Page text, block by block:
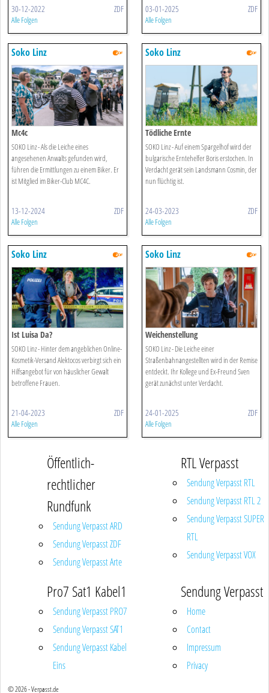
30-12-2022 ZDF
Alle Folgen
03-01-2025 ZDF
Alle Folgen
Soko Linz
Mc4c
SOKO Linz - Als die Leiche eines
angesehenen Anwalts gefunden wird,
führen die Ermittlungen zu einem Biker. Er
ist Mitglied im Biker-Club MC4C.
13-12-2024 ZDF
Alle Folgen
Soko Linz
Tödliche Ernte
SOKO Linz - Auf einem Spargelhof wird der
bulgarische Erntehelfer Boris erstochen. In
Verdacht gerät sein Landsmann Cosmin, der
nun flüchtig ist.
24-03-2023 ZDF
Alle Folgen
Soko Linz
Ist Luisa Da?
SOKO Linz - Hinter dem angeblichen Online-
Kosmetik-Versand Alektocos verbirgt sich ein
Hilfsangebot für von häuslicher Gewalt
betroffene Frauen.
21-04-2023 ZDF
Alle Folgen
Soko Linz
Weichenstellung
SOKO Linz - Die Leiche einer
Straßenbahnangestellten wird in der Remise
entdeckt. Ihr Kollege und Ex-Freund Sven
gerät zunächst unter Verdacht.
24-01-2025 ZDF
Alle Folgen
Öffentlich-
rechtlicher
Rundfunk
Sendung Verpasst ARD
Sendung Verpasst ZDF
Sendung Verpasst Arte
RTL Verpasst
Sendung Verpasst RTL
Sendung Verpasst RTL 2
Sendung Verpasst SUPER
RTL
Sendung Verpasst VOX
Pro7 Sat1 Kabel1
Sendung Verpasst PRO7
Sendung Verpasst SAT1
Sendung Verpasst Kabel
Eins
Sendung Verpasst
Home
Contact
Impressum
Privacy
© 2026 - Verpasst.de